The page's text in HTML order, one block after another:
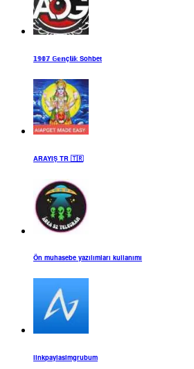
𝟙𝟡𝟘𝟟 𝔾𝕖𝕟ç𝕝𝕚𝕜 Sohbet
ARAYIŞ TR 🇹🇷
Ön muhasebe yazılımları kullanımı
linkpaylasimgrubum